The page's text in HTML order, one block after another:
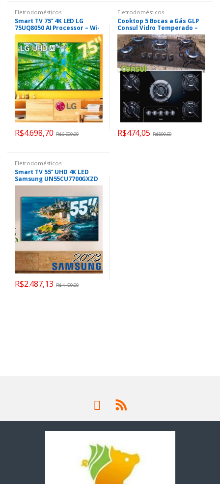
Eletrodomésticos
Smart TV 75” 4K LED LG
75UQ8050 AI Processor – Wi-
Fi Bluetooth HDR Alexa
Google Assistente 3 HDMI
R$4.698,70 R$6.999,00
Eletrodomésticos
Cooktop 5 Bocas a Gás GLP
Consul Vidro Temperado –
Preto Acendimento
Automático Facilite CD075AE
R$474,05 R$899,99
Eletrodomésticos
Smart TV 55” UHD 4K LED
Samsung UN55CU7700GXZD
– VA Wi-Fi Bluetooth com
R$2.487,13 R$4.499,00